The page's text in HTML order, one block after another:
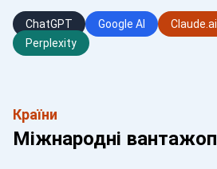
ChatGPT Google AI Claude.ai
Perplexity
Країни
Міжнародні